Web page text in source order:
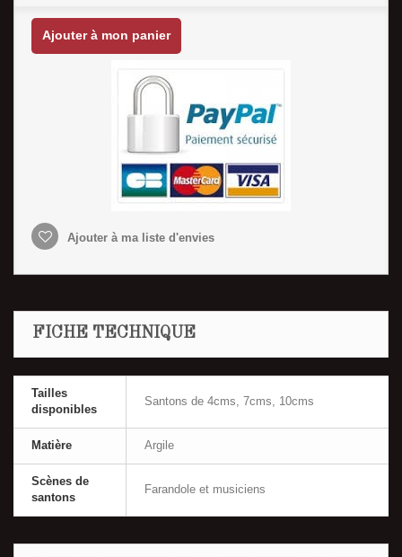
Ajouter à mon panier
Ajouter à ma liste d'envies
FICHE TECHNIQUE
Tailles
disponibles
Santons de 4cms, 7cms, 10cms
Matière Argile
Scènes de
santons
Farandole et musiciens